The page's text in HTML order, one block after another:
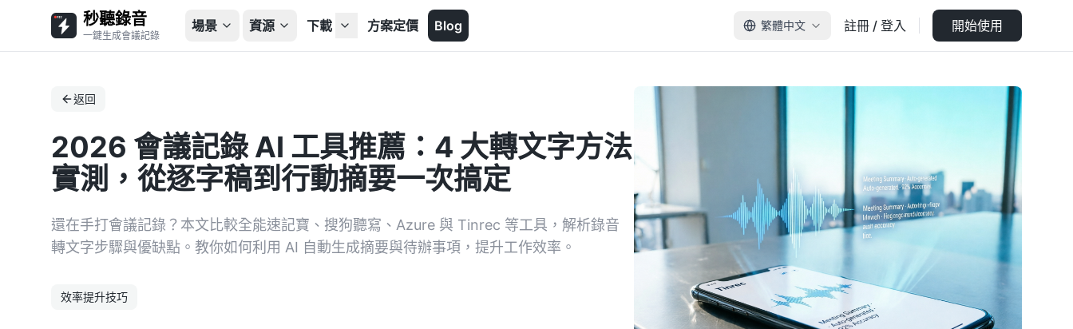
秒聽錄音
一鍵生成會議記錄
場景 資源 下載 方案定價 Blog 繁體中文 註冊 / 登入 開始使用
返回
2026 會議記錄 AI 工具推薦：4 大轉文字方法
實測，從逐字稿到行動摘要一次搞定
還在手打會議記錄？本文比較全能速記寶、搜狗聽寫、Azure 與 Tinrec 等工具，解析錄音
轉文字步驟與優缺點。教你如何利用 AI 自動生成摘要與待辦事項，提升工作效率。
效率提升技巧